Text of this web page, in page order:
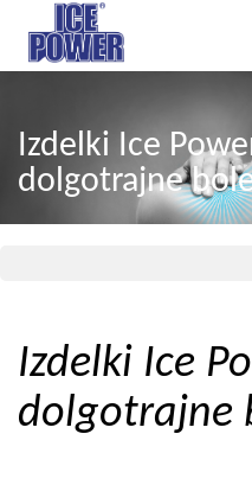
Izdelki Ice
dolgotrajne
Izdelki Ice
dolgotrajne